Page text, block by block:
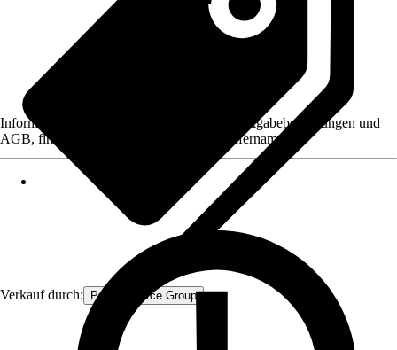
Verkauf durch: Procommerce Group
Informationen des Verkäufers, wie z. B. Rückgabebedingungen und
AGB, finden Sie bei Klick auf den Verkäufernamen.